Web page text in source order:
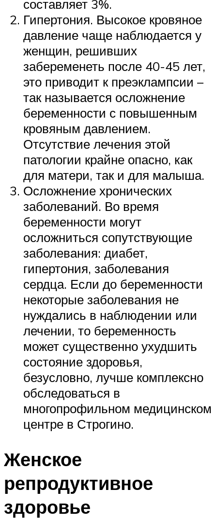
составляет 3%.
Гипертония. Высокое кровяное
давление чаще наблюдается у
женщин, решивших
забеременеть после 40-45 лет,
это приводит к преэклампсии –
так называется осложнение
беременности с повышенным
кровяным давлением.
Отсутствие лечения этой
патологии крайне опасно, как
для матери, так и для малыша.
Осложнение хронических
заболеваний. Во время
беременности могут
осложниться сопутствующие
заболевания: диабет,
гипертония, заболевания
сердца. Если до беременности
некоторые заболевания не
нуждались в наблюдении или
лечении, то беременность
может существенно ухудшить
состояние здоровья,
безусловно, лучше комплексно
обследоваться в
многопрофильном медицинском
центре в Строгино.
Женское
репродуктивное
здоровье